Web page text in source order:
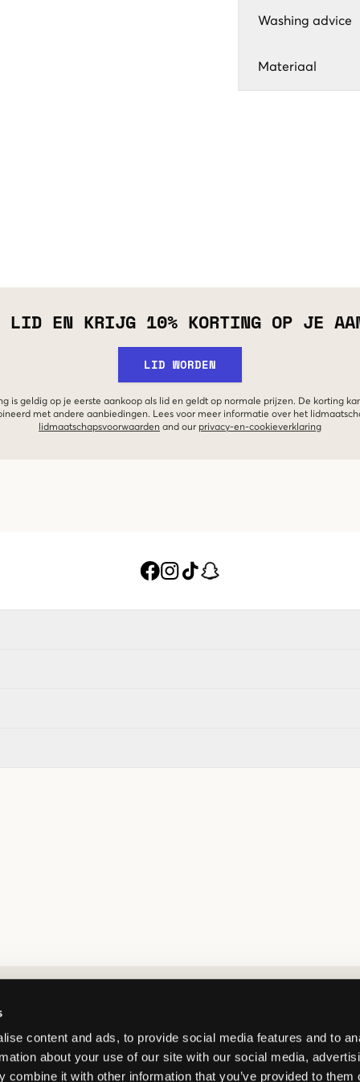
content and ads, to provide social media features and to
about your use of our site with our social media,
combine it with other information that you’ve provided to them
Washing advice
Materiaal
LID EN KRIJG 10% KORTING OP JE
LID WORDEN
is geldig op je eerste aankoop als lid en geldt op normale prijzen. De korting
met andere aanbiedingen. Lees voor meer informatie over het
lidmaatschapsvoorwaarden and our privacy-en-cookieverklaring